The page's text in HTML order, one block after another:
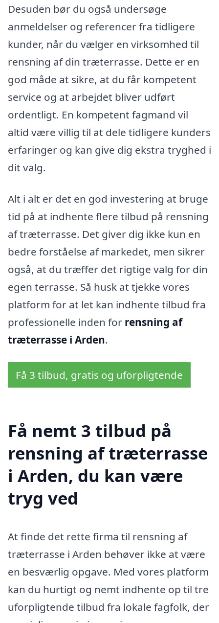
Desuden bør du også undersøge
anmeldelser og referencer fra tidligere
kunder, når du vælger en virksomhed til
rensning af din træterrasse. Dette er en
god måde at sikre, at du får kompetent
service og at arbejdet bliver udført
ordentligt. En kompetent fagmand vil
altid være villig til at dele tidligere kunders
erfaringer og kan give dig ekstra tryghed i
dit valg.
Alt i alt er det en god investering at bruge
tid på at indhente flere tilbud på rensning
af træterrasse. Det giver dig ikke kun en
bedre forståelse af markedet, men sikrer
også, at du træffer det rigtige valg for din
egen terrasse. Så husk at tjekke vores
platform for at let kan indhente tilbud fra
professionelle inden for rensning af
træterrasse i Arden.
Få 3 tilbud, gratis og uforpligtende
Få nemt 3 tilbud på
rensning af træterrasse
i Arden, du kan være
tryg ved
At finde det rette firma til rensning af
træterrasse i Arden behøver ikke at være
en besværlig opgave. Med vores platform
kan du hurtigt og nemt indhente op til tre
uforpligtende tilbud fra lokale fagfolk, der